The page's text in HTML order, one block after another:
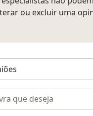
ou excluir uma